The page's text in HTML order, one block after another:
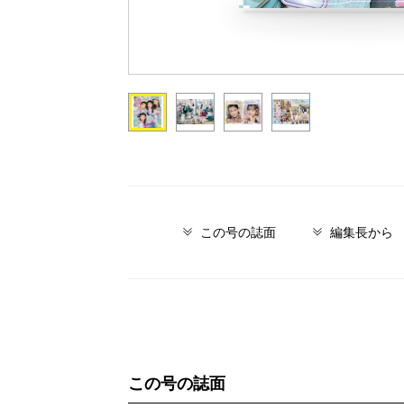
この号の誌面 編集長から
この号の誌面